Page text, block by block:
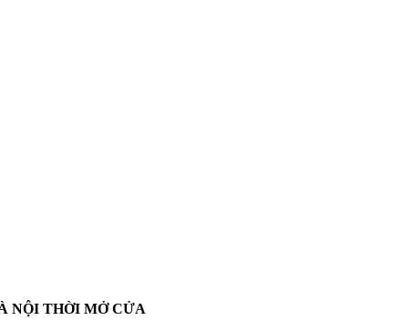
NỘI THỜI MỞ CỬA